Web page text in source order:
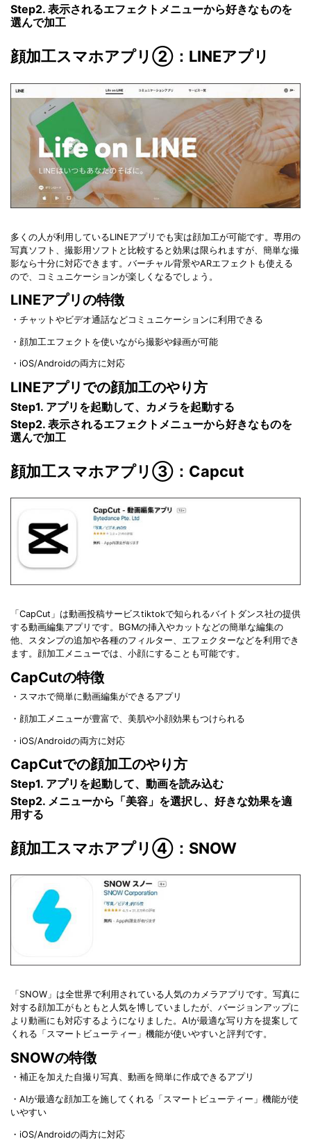
Step2. 表示されるエフェクトメニューから好きなものを
選んで加工
顔加工スマホアプリ②：LINEアプリ
多くの人が利用しているLINEアプリでも実は顔加工が可能です。専用の
写真ソフト、撮影用ソフトと比較すると効果は限られますが、簡単な撮
影なら十分に対応できます。バーチャル背景やARエフェクトも使える
ので、コミュニケーションが楽しくなるでしょう。
LINEアプリの特徴
・チャットやビデオ通話などコミュニケーションに利用できる
・顔加工エフェクトを使いながら撮影や録画が可能
・iOS/Androidの両方に対応
LINEアプリでの顔加工のやり方
Step1. アプリを起動して、カメラを起動する
Step2. 表示されるエフェクトメニューから好きなものを
選んで加工
顔加工スマホアプリ③：Capcut
「CapCut」は動画投稿サービスtiktokで知られるバイトダンス社の提供
する動画編集アプリです。BGMの挿入やカットなどの簡単な編集の
他、スタンプの追加や各種のフィルター、エフェクターなどを利用でき
ます。顔加工メニューでは、小顔にすることも可能です。
CapCutの特徴
・スマホで簡単に動画編集ができるアプリ
・顔加工メニューが豊富で、美肌や小顔効果もつけられる
・iOS/Androidの両方に対応
CapCutでの顔加工のやり方
Step1. アプリを起動して、動画を読み込む
Step2. メニューから「美容」を選択し、好きな効果を適
用する
顔加工スマホアプリ④：SNOW
「SNOW」は全世界で利用されている人気のカメラアプリです。写真に
対する顔加工がもともと人気を博していましたが、バージョンアップに
より動画にも対応するようになりました。AIが最適な写り方を提案して
くれる「スマートビューティー」機能が使いやすいと評判です。
SNOWの特徴
・補正を加えた自撮り写真、動画を簡単に作成できるアプリ
・AIが最適な顔加工を施してくれる「スマートビューティー」機能が使
いやすい
・iOS/Androidの両方に対応